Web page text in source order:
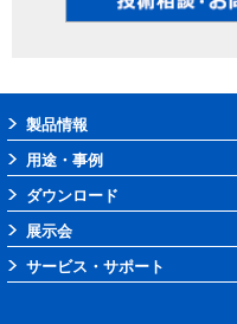
製品情報
用途・事例
ダウンロード
展示会
サービス・サポート